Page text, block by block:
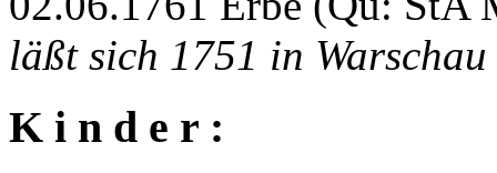
läßt sich 1751 in
K i n d e r :